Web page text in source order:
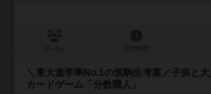
＼東大進学率No.1の筑駒生考案／子供と
カードゲーム「分数職人」